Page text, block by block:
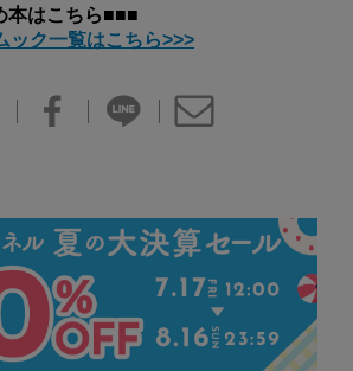
本はこちら■■■
ック一覧はこちら>>>